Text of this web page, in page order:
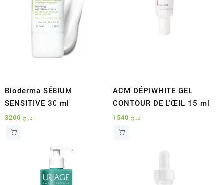
Bioderma SÉBIUM
SENSITIVE 30 ml
د.ج
ACM DÉPIWHITE GEL
CONTOUR DE L’ŒIL 15 ml
د.ج